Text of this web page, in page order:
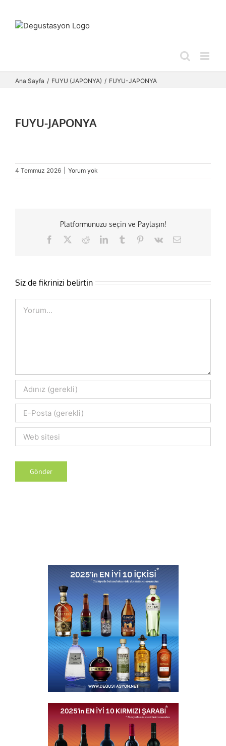
content
Ana Sayfa FUYU (JAPONYA) FUYU-JAPONYA
FUYU-JAPONYA
4 Temmuz 2026 Yorum yok
Platformunuzu seçin ve Paylaşın!
Facebook RedditLinkedInTumblr Pinterest
Vk
E-
Siz de fikrinizi belirtin